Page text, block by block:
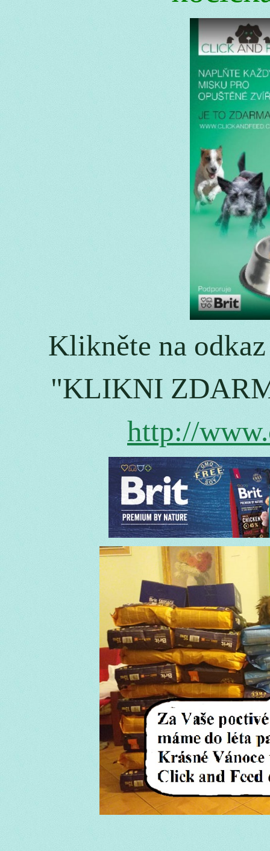
Klikněte na
"KLIKNI
http://